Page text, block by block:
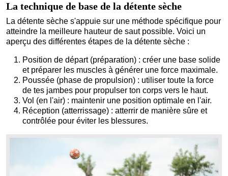
La technique de base de la détente sèche
La détente sèche s'appuie sur une méthode spécifique pour
atteindre la meilleure hauteur de saut possible. Voici un
aperçu des différentes étapes de la détente sèche :
Position de départ (préparation) : créer une base solide
et préparer les muscles à générer une force maximale.
Poussée (phase de propulsion) : utiliser toute la force
de tes jambes pour propulser ton corps vers le haut.
Vol (en l'air) : maintenir une position optimale en l'air.
Réception (atterrissage) : atterrir de manière sûre et
contrôlée pour éviter les blessures.